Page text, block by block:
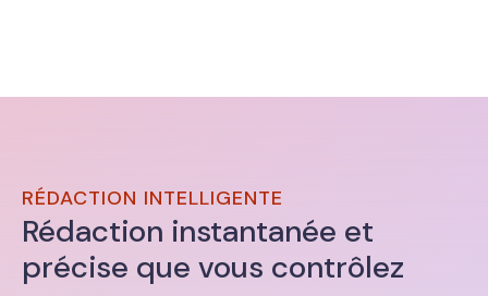
RÉDACTION INTELLIGENTE
Rédaction instantanée et
précise que vous contrôlez